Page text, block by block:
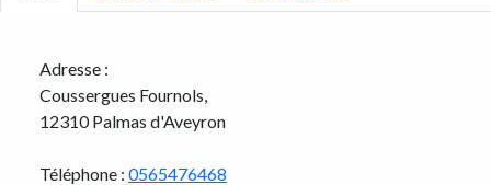
Adresse :
Coussergues Fournols,
12310 Palmas d'Aveyron
Téléphone : 0565476468